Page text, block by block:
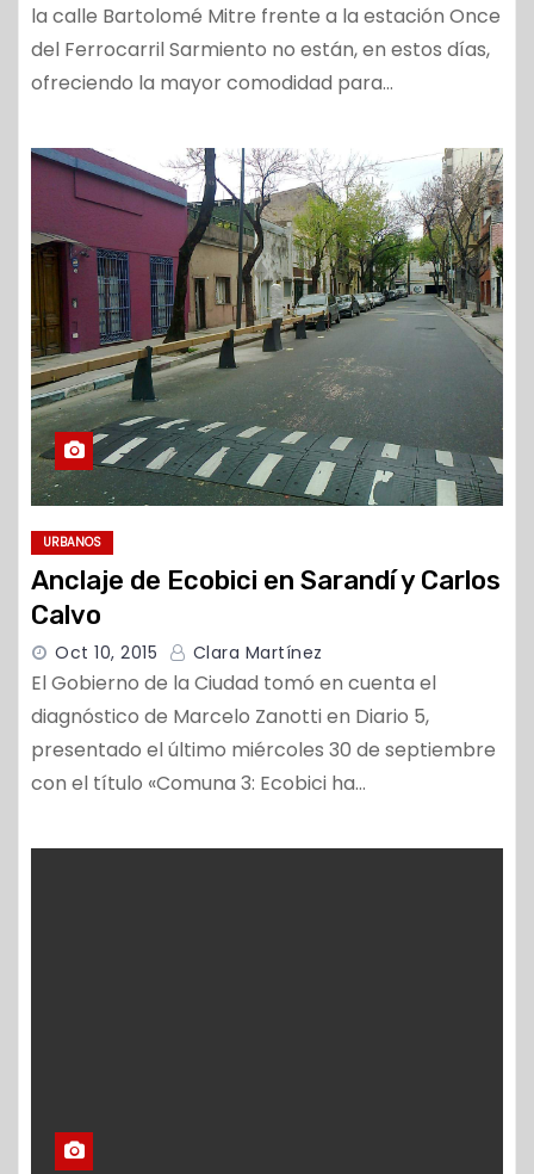
la calle Bartolomé Mitre frente a la estación Once
del Ferrocarril Sarmiento no están, en estos días,
ofreciendo la mayor comodidad para…
URBANOS
Anclaje de Ecobici en Sarandí y Carlos
Calvo
Oct 10, 2015 Clara Martínez
El Gobierno de la Ciudad tomó en cuenta el
diagnóstico de Marcelo Zanotti en Diario 5,
presentado el último miércoles 30 de septiembre
con el título «Comuna 3: Ecobici ha…